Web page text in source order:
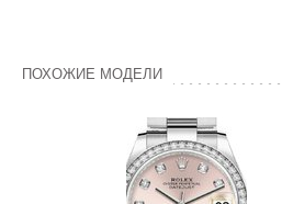
ПОХОЖИЕ МОДЕЛИ